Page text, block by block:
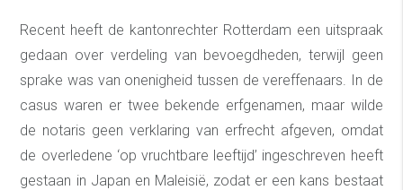
Recent heeft de kantonrechter Rotterdam een uitspraak
gedaan over verdeling van bevoegdheden, terwijl geen
sprake was van onenigheid tussen de vereffenaars. In de
casus waren er twee bekende erfgenamen, maar wilde
de notaris geen verklaring van erfrecht afgeven, omdat
de overledene ‘op vruchtbare leeftijd’ ingeschreven heeft
gestaan in Japan en Maleisië, zodat er een kans bestaat